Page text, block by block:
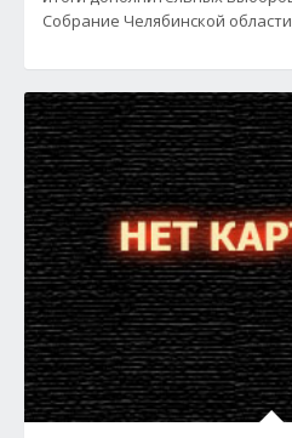
Собрание Челябинской